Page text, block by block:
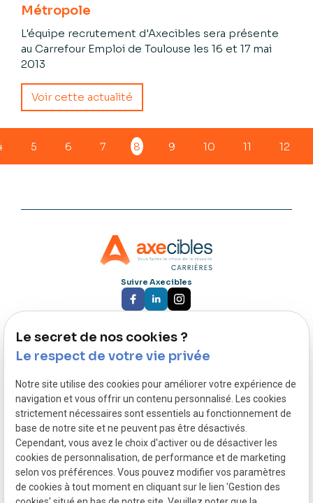
Métropole
L'équipe recrutement d'Axecibles sera présente
au Carrefour Emploi de Toulouse les 16 et 17 mai
2013
Voir cette actualité
5 6 7 8 9 10 11 12
Suivre Axecibles
Nous rejoindre :
87 rue du Molinel
Nous contacter :
03 59 57 51 98
02 446 49 95
Siret :
44004377600028
Le secret de nos cookies ?
Le respect de votre vie privée
Notre site utilise des cookies pour améliorer votre expérience de
navigation et vous offrir un contenu personnalisé. Les cookies
strictement nécessaires sont essentiels au fonctionnement de
base de notre site et ne peuvent pas être désactivés.
Cependant, vous avez le choix d'activer ou de désactiver les
cookies de personnalisation, de performance et de marketing
selon vos préférences. Vous pouvez modifier vos paramètres
de cookies à tout moment en cliquant sur le lien 'Gestion des